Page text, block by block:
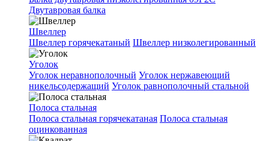
Двутавровая балка
Швеллер
Швеллер горячекатаный Швеллер низколегированный
Уголок
Уголок неравнополочный Уголок нержавеющий
никельсодержащий Уголок равнополочный стальной
Полоса стальная
Полоса стальная горячекатаная Полоса стальная
оцинкованная